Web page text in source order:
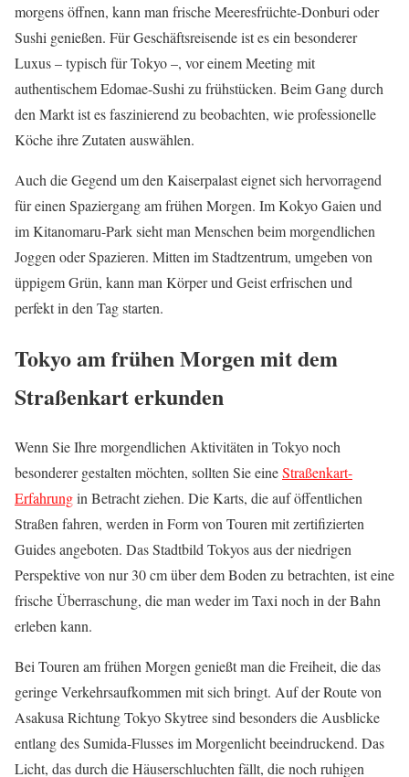
morgens öffnen, kann man frische Meeresfrüchte-Donburi oder
Sushi genießen. Für Geschäftsreisende ist es ein besonderer
Luxus – typisch für Tokyo –, vor einem Meeting mit
authentischem Edomae-Sushi zu frühstücken. Beim Gang durch
den Markt ist es faszinierend zu beobachten, wie professionelle
Köche ihre Zutaten auswählen.
Auch die Gegend um den Kaiserpalast eignet sich hervorragend
für einen Spaziergang am frühen Morgen. Im Kokyo Gaien und
im Kitanomaru-Park sieht man Menschen beim morgendlichen
Joggen oder Spazieren. Mitten im Stadtzentrum, umgeben von
üppigem Grün, kann man Körper und Geist erfrischen und
perfekt in den Tag starten.
Tokyo am frühen Morgen mit dem
Straßenkart erkunden
Wenn Sie Ihre morgendlichen Aktivitäten in Tokyo noch
besonderer gestalten möchten, sollten Sie eineStraßenkart-
Erfahrungin Betracht ziehen. Die Karts, die auf öffentlichen
Straßen fahren, werden in Form von Touren mit zertifizierten
Guides angeboten. Das Stadtbild Tokyos aus der niedrigen
Perspektive von nur 30 cm über dem Boden zu betrachten, ist eine
frische Überraschung, die man weder im Taxi noch in der Bahn
erleben kann.
Bei Touren am frühen Morgen genießt man die Freiheit, die das
geringe Verkehrsaufkommen mit sich bringt. Auf der Route von
Asakusa Richtung Tokyo Skytree sind besonders die Ausblicke
entlang des Sumida-Flusses im Morgenlicht beeindruckend. Das
Licht, das durch die Häuserschluchten fällt, die noch ruhigen